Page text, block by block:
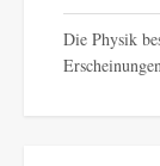
Die Physik